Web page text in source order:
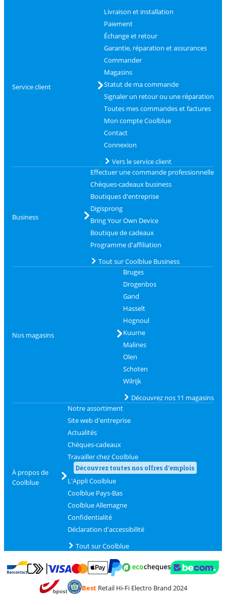
Service client
Livraison et installation
Paiement
Échange et retour
Garantie, réparation et assurances
Commander
Magasins
Statut de ma commande
Signaler un retour ou une réparation
Toutes mes commandes et factures
Mon compte Coolblue
Contact
Connexion
Vers le service client
Business
Effectuer une commande professionnelle
Chèques-cadeaux business
Boutiques d'entreprise
Digisprong
Bring Your Own Device
Boutique de cadeaux
Programme d'affiliation
Tout sur Coolblue Business
Nos magasins
Bruges
Drogenbos
Gand
Hasselt
Hognoul
Kuurne
Malines
Olen
Schoten
Wilrijk
Découvrez nos 11 magasins
À propos de
Coolblue
Notre assortiment
Site web d'entreprise
Actualités
Chèques-cadeaux
Travailler chez Coolblue
Découvrez toutes nos offres d'emplois
L'Appli Coolblue
Coolblue Pays-Bas
Coolblue Allemagne
Confidentialité
Déclaration d'accessibilité
Tout sur Coolblue
Payer avec Bancontact
Payer avec MasterCard et Visa via ClickToPay
Payer avec PayPal
BestRetail Hi-Fi Electro Brand 2024